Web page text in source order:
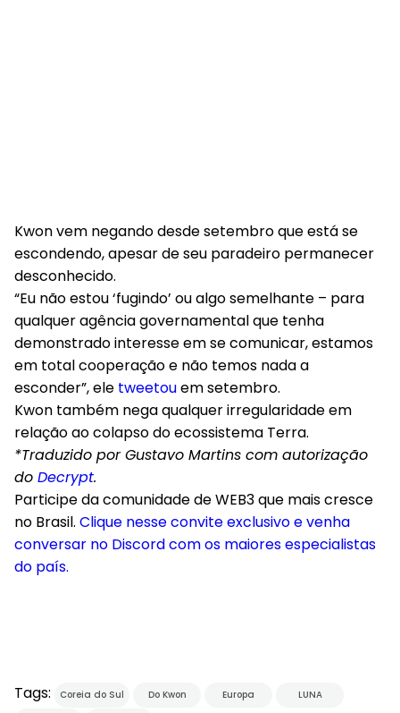
Kwon vem negando desde setembro que está se
escondendo, apesar de seu paradeiro permanecer
desconhecido.
“Eu não estou ‘fugindo’ ou algo semelhante – para
qualquer agência governamental que tenha
demonstrado interesse em se comunicar, estamos
em total cooperação e não temos nada a
esconder”, ele tweetouem setembro.
Kwon também nega qualquer irregularidade em
relação ao colapso do ecossistema Terra.
*Traduzido por Gustavo Martins com autorização
do Decrypt.
Participe da comunidade de WEB3 que mais cresce
no Brasil. Clique nesse convite exclusivo e venha
conversar no Discord com os maiores especialistas
do país.
Tags: Coreia do Sul Do Kwon Europa
LUNA